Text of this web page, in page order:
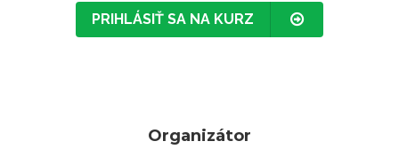
PRIHLÁSIŤ SA NA KURZ
Organizátor